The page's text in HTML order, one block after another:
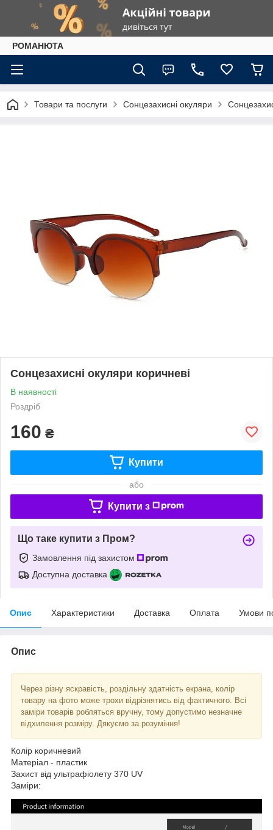
РОМАНЮТА
Товари та послуги Сонцезахисні окуляри
Сонцезахисні окуляри коричневі
В наявності
Роздріб
160 ₴
Купити
або
Купити з
Що таке купити з Пром?
Замовлення під захистом
Доступна доставка
Опис Характеристики Доставка Оплата Умови
Опис
Через різну яскравість, роздільну здатність екрана, колір
товару на фото може трохи відрізнятись від фактичного. Всі
заміри товарів робляться вручну, тому допустимо незначне
відхилення розміру. Дякуємо за розуміння!
Колір коричневий
Матеріал - пластик
Захист від ультрафіолету 370 UV
Заміри: